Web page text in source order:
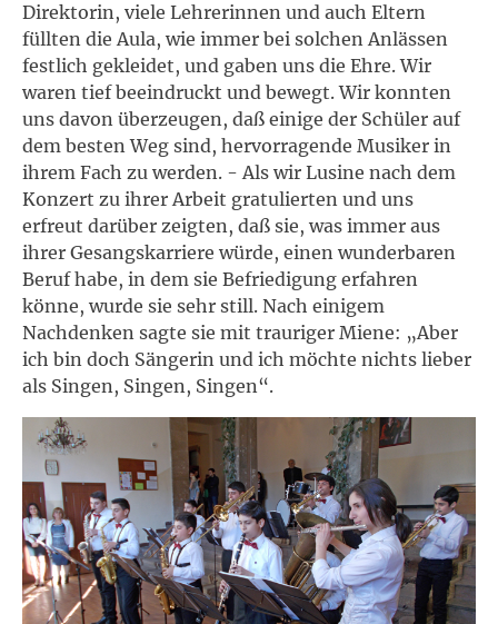
Direktorin, viele Lehrerinnen und auch Eltern
füllten die Aula, wie immer bei solchen Anlässen
festlich gekleidet, und gaben uns die Ehre. Wir
waren tief beeindruckt und bewegt. Wir konnten
uns davon überzeugen, daß einige der Schüler auf
dem besten Weg sind, hervorragende Musiker in
ihrem Fach zu werden. - Als wir Lusine nach dem
Konzert zu ihrer Arbeit gratulierten und uns
erfreut darüber zeigten, daß sie, was immer aus
ihrer Gesangskarriere würde, einen wunderbaren
Beruf habe, in dem sie Befriedigung erfahren
könne, wurde sie sehr still. Nach einigem
Nachdenken sagte sie mit trauriger Miene: „Aber
ich bin doch Sängerin und ich möchte nichts lieber
als Singen, Singen, Singen“.